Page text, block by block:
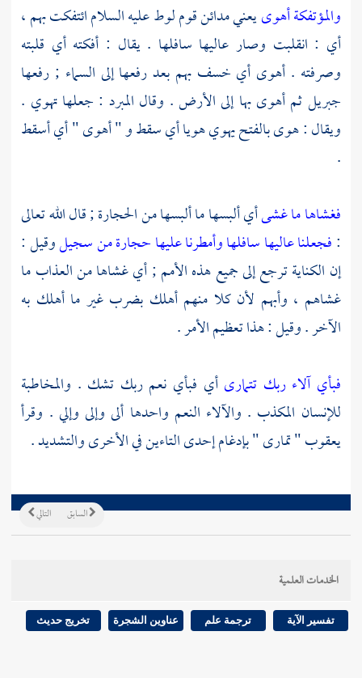
والمؤتفكة أهوىيعنيمدائن قوملوطعليه السلام ائتفكت بهم ،
أي : انقلبت وصار عاليها سافلها . يقال : أفكته أي قلبته
وصرفته . أهوى أي خسف بهم بعد رفعها إلى السماء ; رفعها
جبريلثم أهوى بها إلى الأرض . وقال المبرد : جعلها تهوي .
ويقال : هوى بالفتح يهوي هويا أي سقط و " أهوى " أي أسقط
.
فغشاها ما غشىأي ألبسها ما ألبسها من الحجارة ; قال الله تعالى
:فجعلنا عاليها سافلها وأمطرنا عليها حجارة من سجيلوقيل :
إن الكناية ترجع إلى جميع هذه الأمم ; أي غشاها من العذاب ما
غشاهم ، وأبهم لأن كلا منهم أهلك بضرب غير ما أهلك به
الآخر . وقيل : هذا تعظيم الأمر .
فبأي آلاء ربك تتمارىأي فبأي نعم ربك تشك . والمخاطبة
للإنسان المكذب . والآلاء النعم واحدها ألى وإلى وإلي . وقرأ
يعقوب" تمارى " بإدغام إحدى التاءين في الأخرى والتشديد .
التالي السابق
الخدمات العلمية
تفسير الآية ترجمة علم عناوين الشجرة تخريج حديث